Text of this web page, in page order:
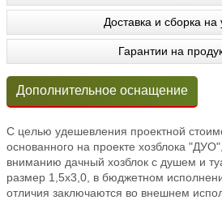
Доставка и сборка на
Гарантии на
Дополнительное оснащение
С целью удешевления проектной
основанного на проекте хозблока
вниманию дачный хозблок с душем и
размер 1,5х3,0, в бюджетном
отличия заключаются во внешнем